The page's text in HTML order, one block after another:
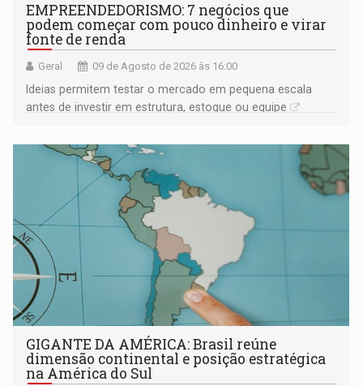
EMPREENDEDORISMO: 7 negócios que
podem começar com pouco dinheiro e virar
fonte de renda
Geral 09 de Agosto de 2026 às 16:00
Ideias permitem testar o mercado em pequena escala
antes de investir em estrutura, estoque ou equipe
GIGANTE DA AMÉRICA: Brasil reúne
dimensão continental e posição estratégica
na América do Sul